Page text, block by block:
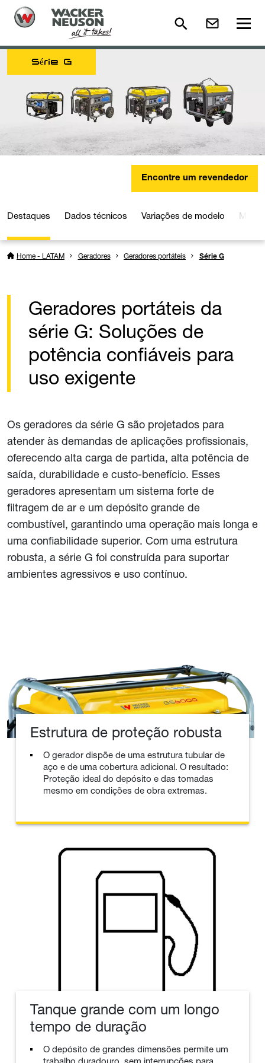
Série G
Encontre um revendedor
Destaques Dados técnicos Variações de modelo Mídia
Home - LATAM Geradores Geradores portáteis Série G
Geradores portáteis da
série G: Soluções de
potência confiáveis para
uso exigente
Os geradores da série G são projetados para
atender às demandas de aplicações profissionais,
oferecendo alta carga de partida, alta potência de
saída, durabilidade e custo-benefício. Esses
geradores apresentam um sistema forte de
filtragem de ar e um depósito grande de
combustível, garantindo uma operação mais longa e
uma confiabilidade superior. Com uma estrutura
robusta, a série G foi construída para suportar
ambientes agressivos e uso contínuo.
Estrutura de proteção robusta
O gerador dispõe de uma estrutura tubular de
aço e de uma cobertura adicional. O resultado:
Proteção ideal do depósito e das tomadas
mesmo em condições de obra extremas.
Tanque grande com um longo
tempo de duração
O depósito de grandes dimensões permite um